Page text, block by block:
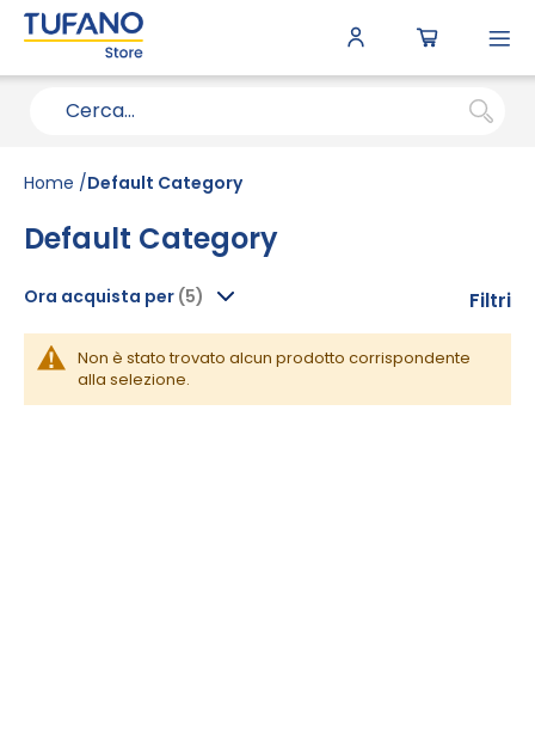
Home Default Category
Default Category
Non è stato trovato alcun prodotto corrispondente
alla selezione.
Filtri
Ora acquista per